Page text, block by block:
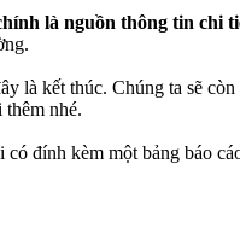
là nguồn thông tin chi
là kết thúc. Chúng ta sẽ
thêm nhé.
đính kèm một bảng báo